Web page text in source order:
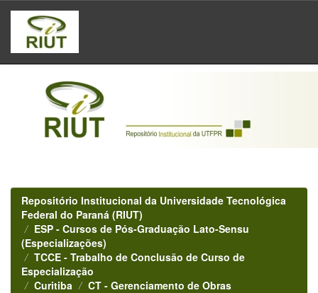
Skip
navigation
Repositório Institucional da Universidade Tecnológica
Federal do Paraná (RIUT)
ESP - Cursos de Pós-Graduação Lato-Sensu
(Especializações)
TCCE - Trabalho de Conclusão de Curso de
Especialização
Curitiba
CT - Gerenciamento de Obras